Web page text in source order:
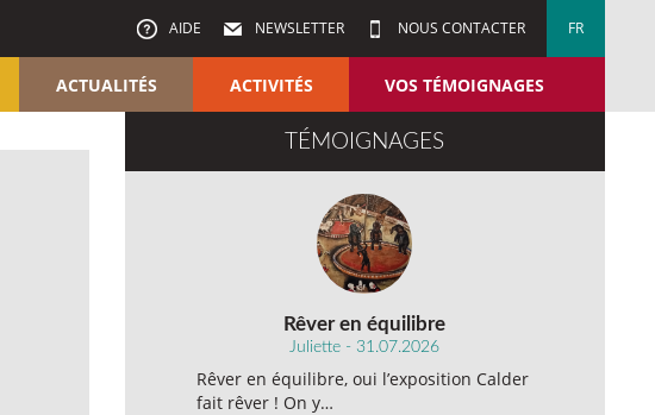
AIDE NEWSLETTER NOUS CONTACTER FR
ACTUALITÉS ACTIVITÉS VOS TÉMOIGNAGES
TÉMOIGNAGES
Rêver en équilibre
Juliette - 31.07.2026
Rêver en équilibre, oui l’exposition Calder
fait rêver ! On y…